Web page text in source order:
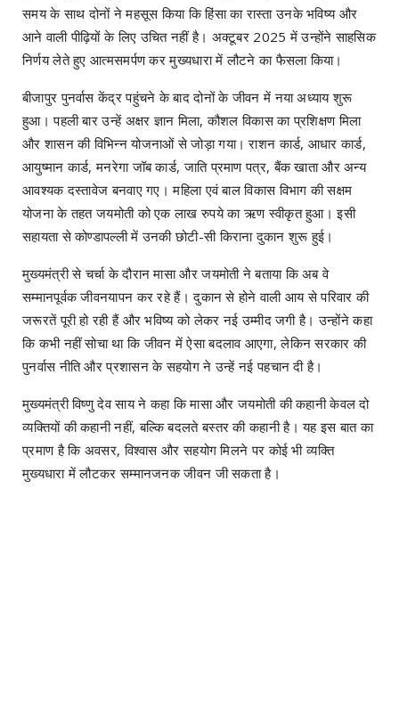
समय के साथ दोनों ने महसूस किया कि हिंसा का रास्ता उनके भविष्य और
आने वाली पीढ़ियों के लिए उचित नहीं है। अक्टूबर 2025 में उन्होंने साहसिक
निर्णय लेते हुए आत्मसमर्पण कर मुख्यधारा में लौटने का फैसला किया।
बीजापुर पुनर्वास केंद्र पहुंचने के बाद दोनों के जीवन में नया अध्याय शुरू
हुआ। पहली बार उन्हें अक्षर ज्ञान मिला, कौशल विकास का प्रशिक्षण मिला
और शासन की विभिन्न योजनाओं से जोड़ा गया। राशन कार्ड, आधार कार्ड,
आयुष्मान कार्ड, मनरेगा जॉब कार्ड, जाति प्रमाण पत्र, बैंक खाता और अन्य
आवश्यक दस्तावेज बनवाए गए। महिला एवं बाल विकास विभाग की सक्षम
योजना के तहत जयमोती को एक लाख रुपये का ऋण स्वीकृत हुआ। इसी
सहायता से कोण्डापल्ली में उनकी छोटी-सी किराना दुकान शुरू हुई।
मुख्यमंत्री से चर्चा के दौरान मासा और जयमोती ने बताया कि अब वे
सम्मानपूर्वक जीवनयापन कर रहे हैं। दुकान से होने वाली आय से परिवार की
जरूरतें पूरी हो रही हैं और भविष्य को लेकर नई उम्मीद जगी है। उन्होंने कहा
कि कभी नहीं सोचा था कि जीवन में ऐसा बदलाव आएगा, लेकिन सरकार की
पुनर्वास नीति और प्रशासन के सहयोग ने उन्हें नई पहचान दी है।
मुख्यमंत्री विष्णु देव साय ने कहा कि मासा और जयमोती की कहानी केवल दो
व्यक्तियों की कहानी नहीं, बल्कि बदलते बस्तर की कहानी है। यह इस बात का
प्रमाण है कि अवसर, विश्वास और सहयोग मिलने पर कोई भी व्यक्ति
मुख्यधारा में लौटकर सम्मानजनक जीवन जी सकता है।